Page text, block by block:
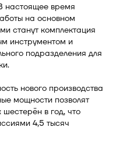
настоящее время
на основном
станут комплектация
инструментом и
подразделения для
нового производства
мощности позволят
шестерён в год, что
4,5 тысяч